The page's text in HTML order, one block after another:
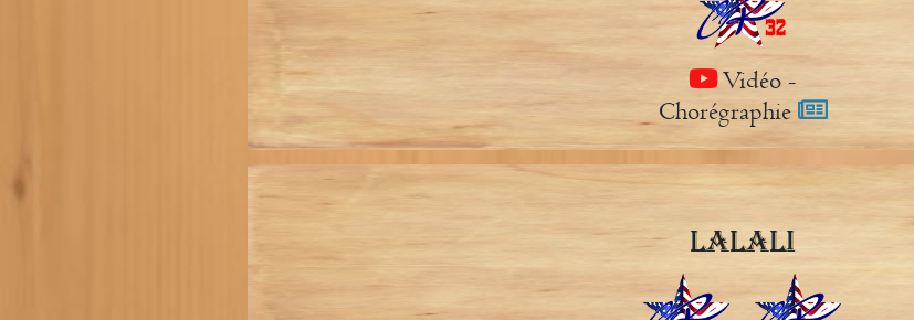
Vidéo -
Chorégraphie
LALALI